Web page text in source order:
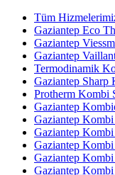
Tüm
Gaziantep Eco
Gaziantep
Gaziantep
Termodinamik
Gaziantep Sharp
Protherm Kombi
Gaziantep
Gaziantep
Gaziantep
Gaziantep
Gaziantep
Gaziantep Kombi